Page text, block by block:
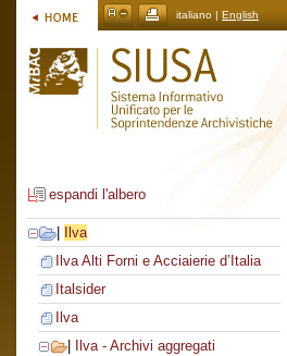
italiano | English
espandi l'albero
Ilva
Ilva Alti Forni e Acciaierie d’Italia
Italsider
Ilva
Ilva - Archivi aggregati